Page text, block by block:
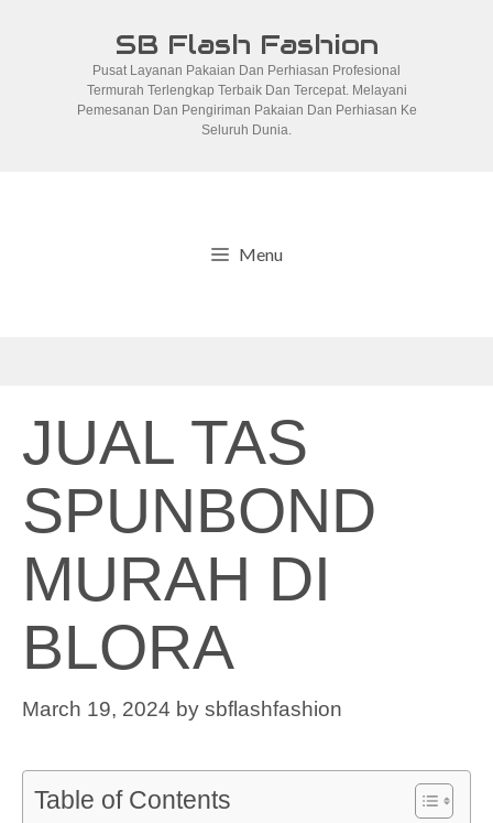
SB Flash Fashion
Pusat Layanan Pakaian Dan Perhiasan Profesional
Termurah Terlengkap Terbaik Dan Tercepat. Melayani
Pemesanan Dan Pengiriman Pakaian Dan Perhiasan Ke
Seluruh Dunia.
Menu
JUAL TAS
SPUNBOND
MURAH DI
BLORA
March 19, 2024 by sbflashfashion
Table of Contents